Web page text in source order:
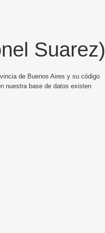
Suarez)
de Buenos Aires y su código
nuestra base de datos existen